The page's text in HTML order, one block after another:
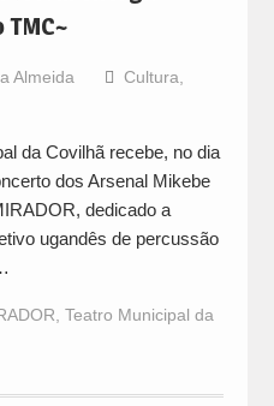
Almeida Cultura
da Covilhã recebe, no dia
dos Arsenal Mikebe
dedicado a
ugandês de percussão
Teatro Municipal da